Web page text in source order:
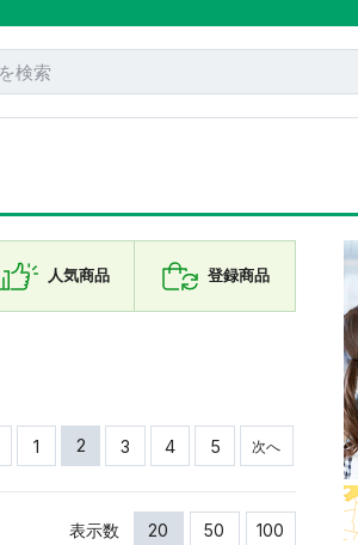
人気商品 登録商品
1 2 3 4 5 次へ
表示数 20 50 100